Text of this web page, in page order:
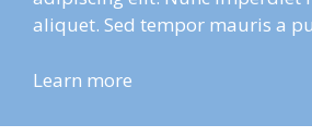
aliquet. Sed tempor mauris a
Learn more